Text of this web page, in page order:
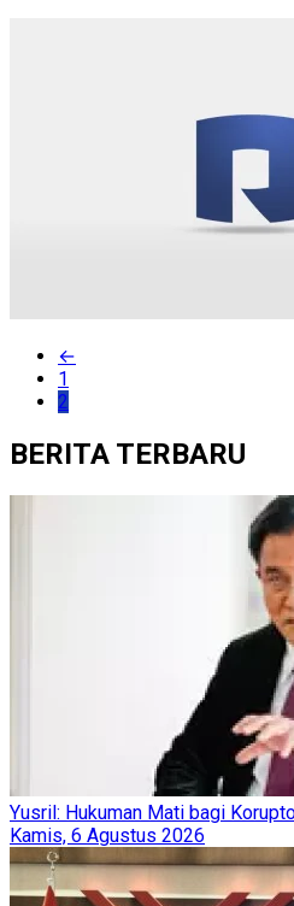
←
1
2
BERITA TERBARU
Yusril: Hukuman Mati bagi
Kamis, 6 Agustus 2026